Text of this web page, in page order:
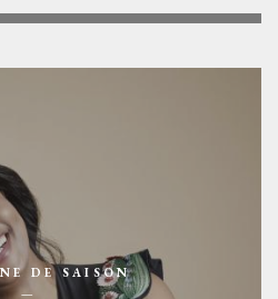
DE SAISON